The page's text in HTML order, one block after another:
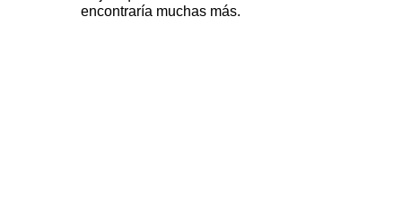
encontraría muchas más.